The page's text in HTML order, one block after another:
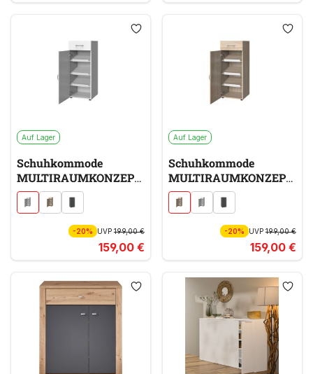
Auf Lager
Schuhkommode
MULTIRAUMKONZEPT
weiß
-20% UVP 199,00 €
159,00 €
Auf Lager
Schuhkommode
MULTIRAUMKONZEPT
braun
-20% UVP199,00 €
159,00 €